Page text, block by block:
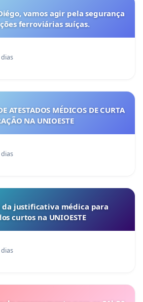
vamos agir pela segurança
ferroviárias suíças.
ATESTADOS MÉDICOS DE CURTA
NA UNIOESTE
justificativa médica para
curtos na UNIOESTE